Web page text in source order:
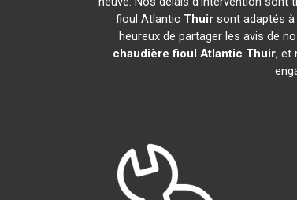
fioul Atlantic Thuir sont adaptés
heureux de partager les avis de
chaudière fioul Atlantic Thuir, et